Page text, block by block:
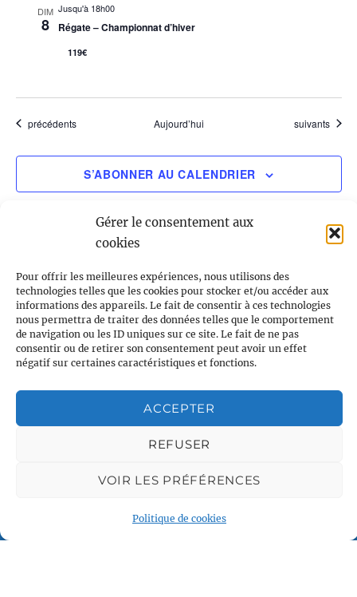
Gérer le consentement aux
cookies
Pour offrir les meilleures expériences, nous utilisons des
technologies telles que les cookies pour stocker et/ou accéder aux
informations des appareils. Le fait de consentir à ces technologies
nous permettra de traiter des données telles que le comportement
de navigation ou les ID uniques sur ce site. Le fait de ne pas
consentir ou de retirer son consentement peut avoir un effet
négatif sur certaines caractéristiques et fonctions.
ACCEPTER
REFUSER
VOIR LES PRÉFÉRENCES
Politique de cookies
DIM
8
Jusqu'à 18h00
Régate – Championnat d’hiver
119€
Évènements
précédents Aujourd’hui Évènements
suivants
S’ABONNER AU CALENDRIER
Voile et Croisière en Liberté
Centre LGBTQI+, 63 rue Beaubourg 75003 Paris
Associations partenaires